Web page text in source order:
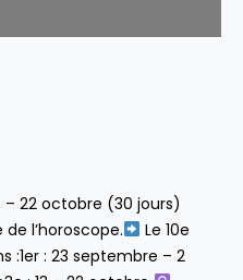
22 octobre (30 jours)
l’horoscope.
Le 10e
:1er : 23 septembre – 2